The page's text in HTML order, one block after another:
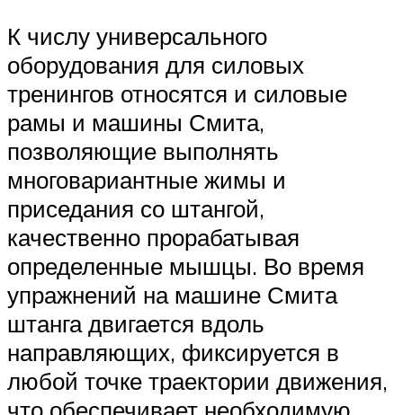
К числу универсального
оборудования для силовых
тренингов относятся и силовые
рамы и машины Смита,
позволяющие выполнять
многовариантные жимы и
приседания со штангой,
качественно прорабатывая
определенные мышцы. Во время
упражнений на машине Смита
штанга двигается вдоль
направляющих, фиксируется в
любой точке траектории движения,